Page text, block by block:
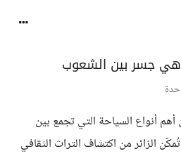
هي جسر بين الشعوب
أهم أنواع السياحة التي تجمع بين
الزائر من اكتشاف التراث الثقافي